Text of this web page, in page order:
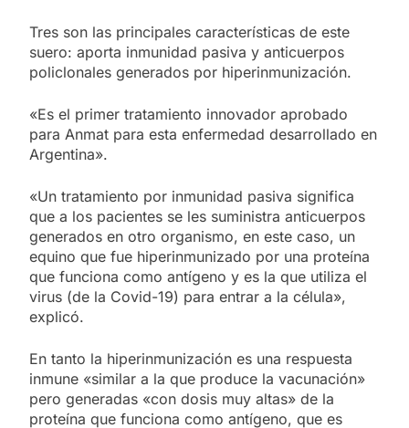
Tres son las principales características de este
suero: aporta inmunidad pasiva y anticuerpos
policlonales generados por hiperinmunización.
«Es el primer tratamiento innovador aprobado
para Anmat para esta enfermedad desarrollado en
Argentina».
«Un tratamiento por inmunidad pasiva significa
que a los pacientes se les suministra anticuerpos
generados en otro organismo, en este caso, un
equino que fue hiperinmunizado por una proteína
que funciona como antígeno y es la que utiliza el
virus (de la Covid-19) para entrar a la célula»,
explicó.
En tanto la hiperinmunización es una respuesta
inmune «similar a la que produce la vacunación»
pero generadas «con dosis muy altas» de la
proteína que funciona como antígeno, que es